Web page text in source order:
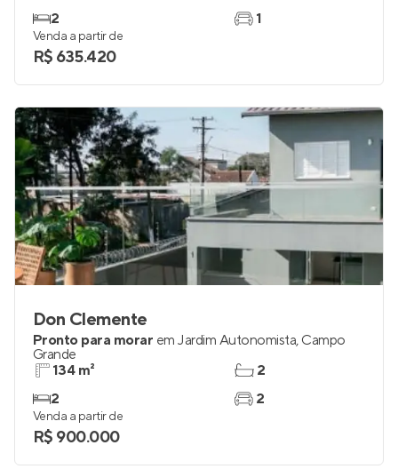
2
1
Venda a partir de
R$ 635.420
Don Clemente
Pronto para morar em Jardim Autonomista, Campo
Grande
134 m²
2
2
2
Venda a partir de
R$ 900.000